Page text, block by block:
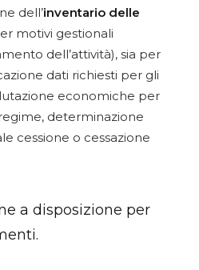
dell’inventario delle
motivi gestionali
dell’attività), sia per
dati richiesti per gli
economiche per
determinazione
cessione o cessazione
a disposizione per